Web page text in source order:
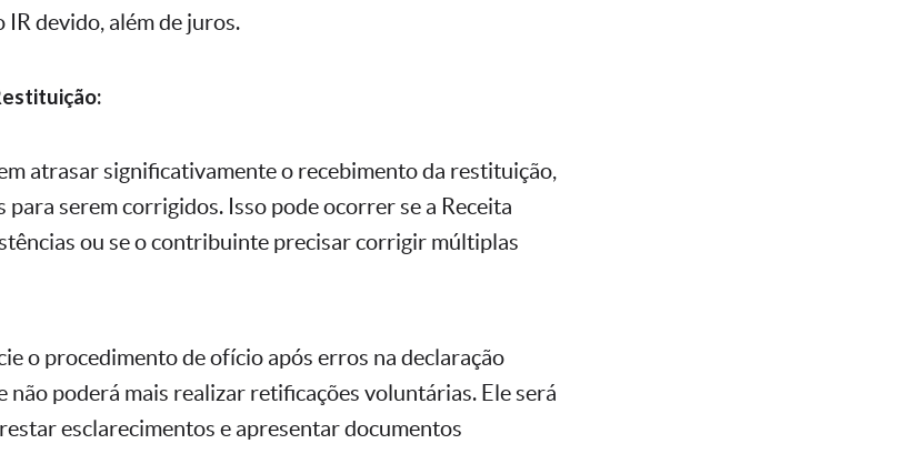
devido, além de juros.
atrasar significativamente o recebimento da restituição,
para serem corrigidos. Isso pode ocorrer se a Receita
ou se o contribuinte precisar corrigir múltiplas
o procedimento de ofício após erros na declaração
poderá mais realizar retificações voluntárias. Ele será
esclarecimentos e apresentar documentos